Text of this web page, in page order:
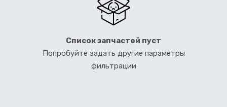
Список запчастей пуст
Попробуйте задать другие параметры
фильтрации